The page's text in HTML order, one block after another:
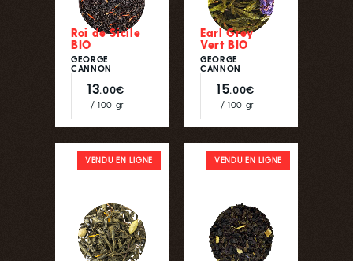
Roi de Sicile
BIO
GEORGE
CANNON
13.00€
/ 100 gr
Earl Grey
Vert BIO
GEORGE
CANNON
15.00€
/ 100 gr
VENDU EN LIGNE VENDU EN LIGNE